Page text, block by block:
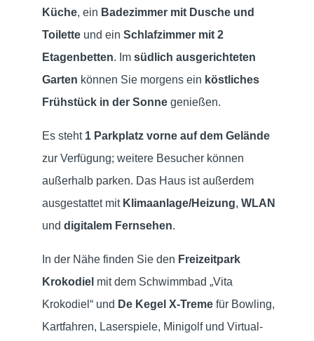
Küche, ein Badezimmer mit Dusche und
Toilette und ein Schlafzimmer mit 2
Etagenbetten. Im südlich ausgerichteten
Garten können Sie morgens ein köstliches
Frühstück in der Sonne genießen.
Es steht 1 Parkplatz vorne auf dem Gelände
zur Verfügung; weitere Besucher können
außerhalb parken. Das Haus ist außerdem
ausgestattet mit Klimaanlage/Heizung, WLAN
und digitalem Fernsehen.
In der Nähe finden Sie den Freizeitpark
Krokodiel mit dem Schwimmbad „Vita
Krokodiel“ und De Kegel X-Treme für Bowling,
Kartfahren, Laserspiele, Minigolf und Virtual-